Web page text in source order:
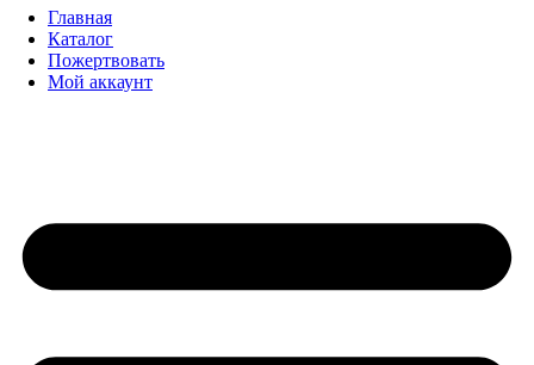
Главная
Каталог
Пожертвовать
Мой аккаунт